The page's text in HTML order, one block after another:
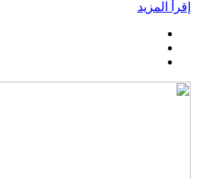
إقرأ المزيد